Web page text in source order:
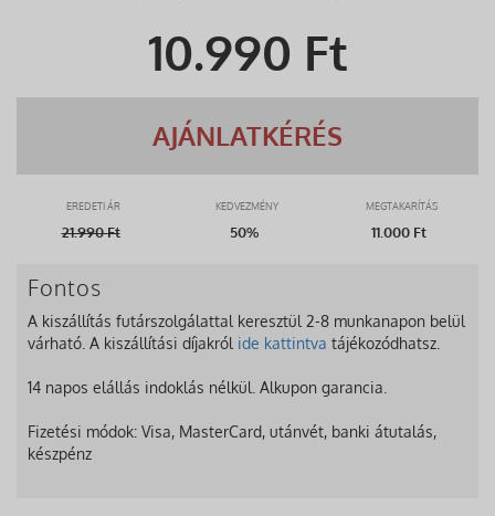
10.990 Ft
AJÁNLATKÉRÉS
EREDETI ÁR KEDVEZMÉNY MEGTAKARÍTÁS
21.990Ft 50% 11.000 Ft
Fontos
A kiszállítás futárszolgálattal keresztül 2-8 munkanapon belül
várható. A kiszállítási díjakról ide kattintva tájékozódhatsz.
14 napos elállás indoklás nélkül. Alkupon garancia.
Fizetési módok: Visa, MasterCard, utánvét, banki átutalás,
készpénz